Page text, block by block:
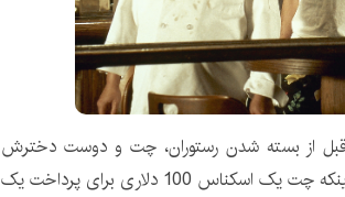
از بسته شدن رستوران، چت و دوست دخترش
برای شام وارد می شوند. دین با دیدن اینکه چت یک اسکناس 100 دلاری برای پرداخت یک